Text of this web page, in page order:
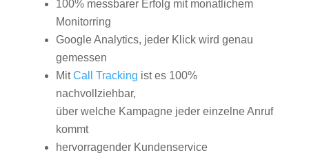
100% messbarer Erfolg mit monatlichem
Monitorring
Google Analytics, jeder Klick wird genau
gemessen
MitCall Tracking ist es 100%
nachvollziehbar,
über welche Kampagne jeder einzelne Anruf
kommt
hervorragender Kundenservice